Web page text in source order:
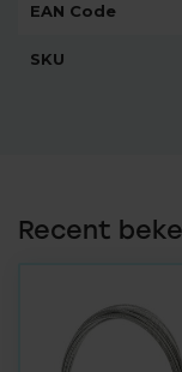
EAN Code
SKU
Recent